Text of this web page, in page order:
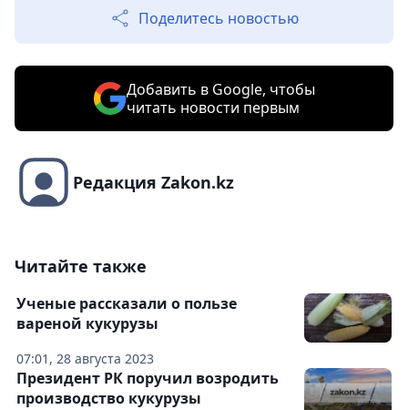
Поделитесь новостью
Добавить в Google, чтобы
читать новости первым
Редакция Zakon.kz
Читайте также
07:01, 28 августа 2023
Ученые рассказали о пользе
вареной кукурузы
Президент РК поручил возродить
производство кукурузы